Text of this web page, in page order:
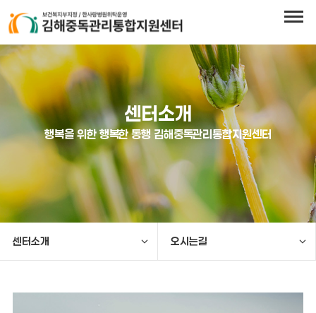
센터소개
행복을 위한 행복한 동행 김해중독관리통합지원센터
센터소개 오시는길